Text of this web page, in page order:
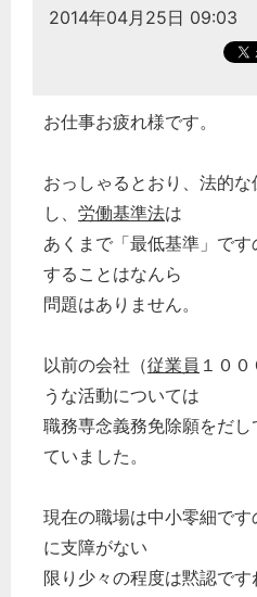
2014年04月25日 09:03
お仕事お疲れ様です。
おっしゃるとおり、法的
し、 労働基準法は
あくまで「最低基準」で
することはなんら
問題はありません。
以前の会社（従業員 １０
うな活動については
職務専念義務免除願をだ
ていました。
現在の職場は中小零細で
に支障がない
限り少々の程度は黙認です